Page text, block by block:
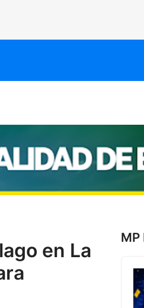
en La
MP